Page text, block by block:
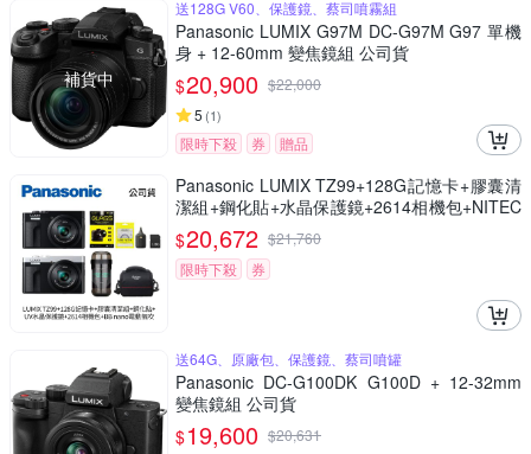
補貨中
送128G V60、保護鏡、蔡司噴霧組
Panasonic LUMIX G97M DC-G97M G97 單機
身 + 12-60mm 變焦鏡組 公司貨
$20,900 $22,000
5 (1)
限時下殺 券 贈品
Panasonic LUMIX TZ99+128G記憶卡+膠囊清
潔組+鋼化貼+水晶保護鏡+2614相機包+NITEC
ORE BB nano 迷你電動氣吹(公司貨)
$20,672 $21,760
限時下殺
券
送64G、原廠包、保護鏡、蔡司噴罐
Panasonic DC-G100DK G100D + 12-32mm
變焦鏡組 公司貨
$19,600 $20,631